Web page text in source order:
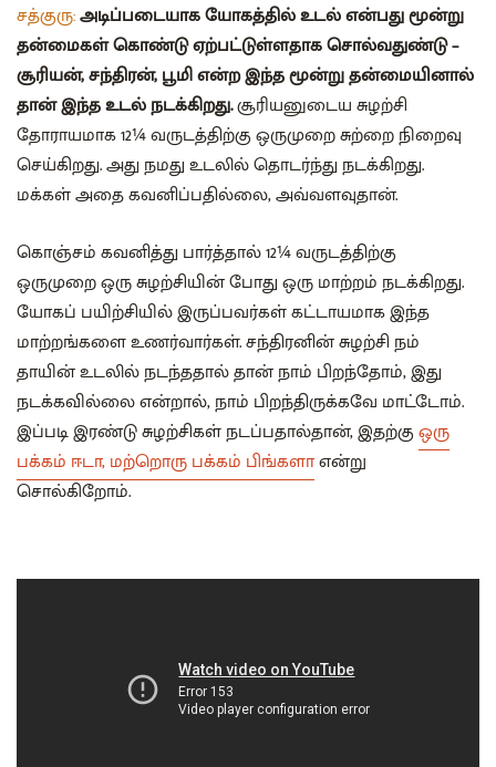
சத்குரு:அடிப்படையாக யோகத்தில் உடல் என்பது மூன்று
தன்மைகள் கொண்டு ஏற்பட்டுள்ளதாக சொல்வதுண்டு –
சூரியன், சந்திரன், பூமி என்ற இந்த மூன்று தன்மையினால்
தான் இந்த உடல் நடக்கிறது.சூரியனுடைய சுழற்சி
தோராயமாக 12¼வருடத்திற்கு ஒருமுறை சுற்றை நிறைவு
செய்கிறது. அது நமது உடலில் தொடர்ந்து நடக்கிறது.
மக்கள் அதை கவனிப்பதில்லை, அவ்வளவுதான்.
கொஞ்சம் கவனித்து பார்த்தால் 12¼வருடத்திற்கு
ஒருமுறை ஒரு சுழற்சியின் போது ஒரு மாற்றம் நடக்கிறது.
யோகப் பயிற்சியில் இருப்பவர்கள் கட்டாயமாக இந்த
மாற்றங்களை உணர்வார்கள். சந்திரனின் சுழற்சி நம்
தாயின் உடலில் நடந்ததால் தான் நாம் பிறந்தோம், இது
நடக்கவில்லை என்றால், நாம் பிறந்திருக்கவே மாட்டோம்.
இப்படி இரண்டு சுழற்சிகள் நடப்பதால்தான், இதற்குஒரு
பக்கம் ஈடா, மற்றொரு பக்கம் பிங்களாஎன்று
சொல்கிறோம்.